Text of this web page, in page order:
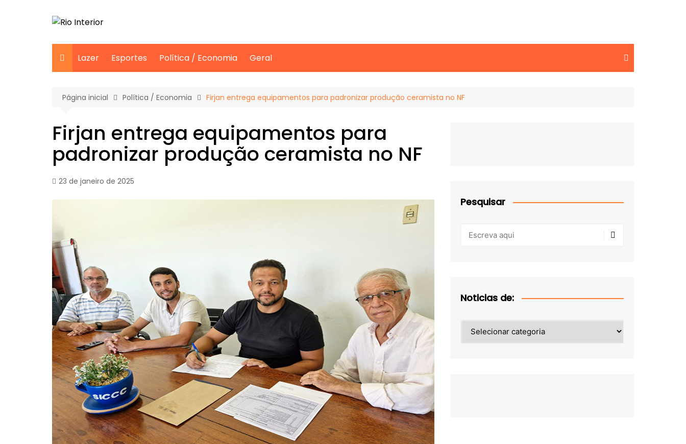
Lazer
Esportes Política / Economia Geral
Página inicial Política / Economia Firjan entrega equipamentos para padronizar produção ceramista no NF
Firjan entrega equipamentos para
padronizar produção ceramista no NF
23 de janeiro de 2025
Pesquisar
Noticias de:
de: